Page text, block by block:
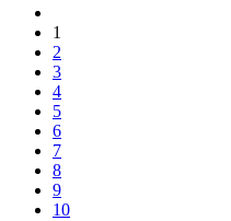
1
2
3
4
5
6
7
8
9
10